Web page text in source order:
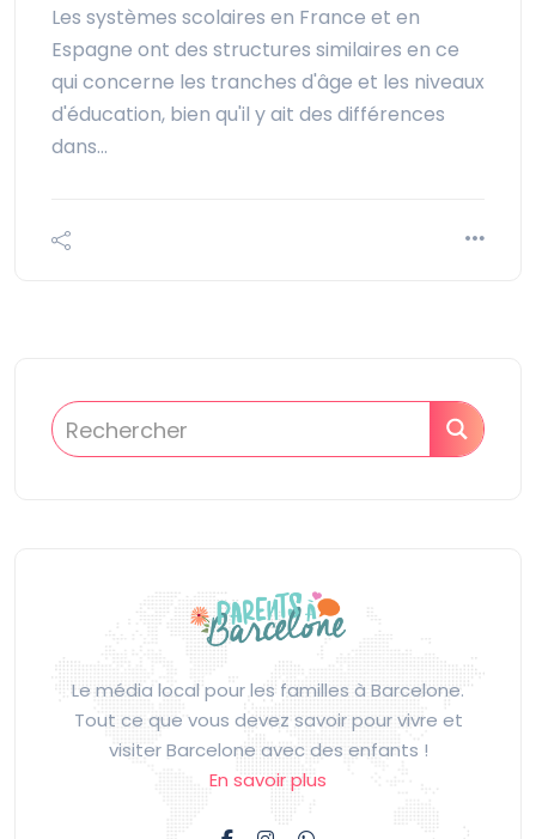
Les systèmes scolaires en France et en
Espagne ont des structures similaires en ce
qui concerne les tranches d'âge et les niveaux
d'éducation, bien qu'il y ait des différences
dans…
Le média local pour les familles à Barcelone.
Tout ce que vous devez savoir pour vivre et
visiter Barcelone avec des enfants !
En savoir plus